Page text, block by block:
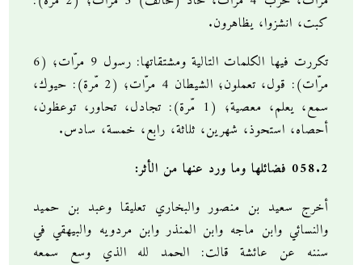
كبت، انشزوا، يظاهرون.
تكررت فيها الكلمات التالية ومشتقاتها: رسول 9 مرّات؛ (6
مرّات): قول، تعملون؛ الشيطان 4 مرّات؛ (2 مّرة): حيوك،
سمع، يعلم، معصية؛ (1 مّرة): تجادل، تحاور، توعظون،
أحصاه، استحوذ، شهرين، ثلاثة، رابع، خمسة، سادس.
058.2 فضائلها وما ورد عنها من الأثر:
أخرج سعيد بن منصور والبخاري تعليقا وعبد بن حميد
والنسائي وابن ماجه وابن المنذر وابن مردويه والبيهقي في
سننه عن عائشة قالت: الحمد لله الذي وسع سمعه